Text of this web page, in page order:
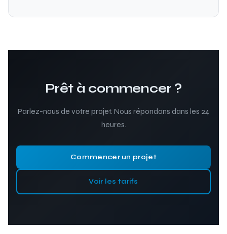
Prêt à commencer ?
Parlez-nous de votre projet. Nous répondons dans les 24
heures.
Commencer un projet
Voir les tarifs